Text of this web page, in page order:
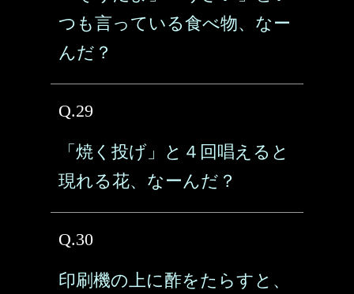
つも言っている食べ物、なー
んだ？
Q.29
「焼く投げ」と４回唱えると
現れる花、なーんだ？
Q.30
印刷機の上に酢をたらすと、